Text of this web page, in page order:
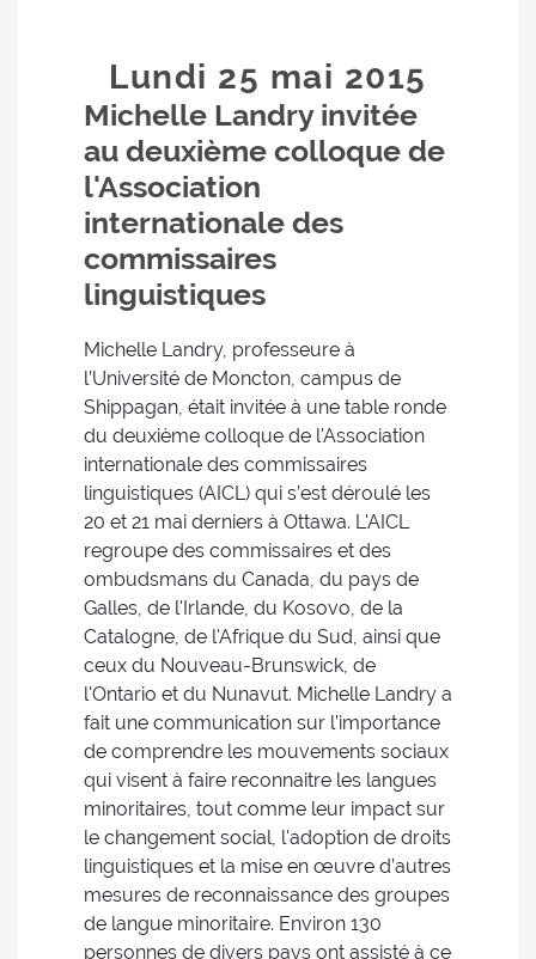
Lundi 25 mai 2015
Michelle Landry invitée
au deuxième colloque de
l'Association
internationale des
commissaires
linguistiques
Michelle Landry, professeure à
l’Université de Moncton, campus de
Shippagan, était invitée à une table ronde
du deuxième colloque de l'Association
internationale des commissaires
linguistiques (AICL) qui s’est déroulé les
20 et 21 mai derniers à Ottawa. L'AICL
regroupe des commissaires et des
ombudsmans du Canada, du pays de
Galles, de l'Irlande, du Kosovo, de la
Catalogne, de l'Afrique du Sud, ainsi que
ceux du Nouveau-Brunswick, de
l'Ontario et du Nunavut. Michelle Landry a
fait une communication sur l’importance
de comprendre les mouvements sociaux
qui visent à faire reconnaitre les langues
minoritaires, tout comme leur impact sur
le changement social, l'adoption de droits
linguistiques et la mise en œuvre d’autres
mesures de reconnaissance des groupes
de langue minoritaire. Environ 130
personnes de divers pays ont assisté à ce